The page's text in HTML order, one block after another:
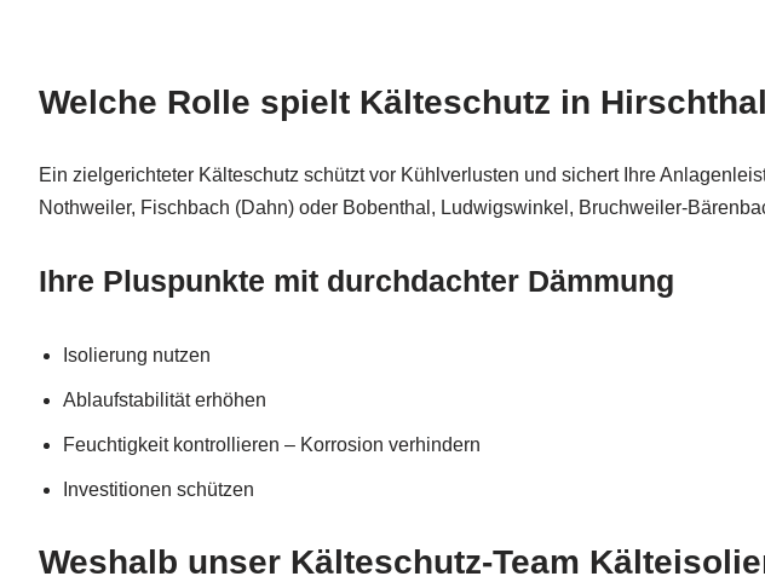
Welche Rolle spielt Kälteschutz in
Ein zielgerichteter Kälteschutz schützt vor Kühlverlusten und sichert Ihre
Nothweiler, Fischbach (Dahn) oder Bobenthal, Ludwigswinkel, Bruchweiler-
Ihre Pluspunkte mit durchdachter Dämmung
Isolierung nutzen
Ablaufstabilität erhöhen
Feuchtigkeit kontrollieren – Korrosion verhindern
Investitionen schützen
Weshalb unser Kälteschutz-Team